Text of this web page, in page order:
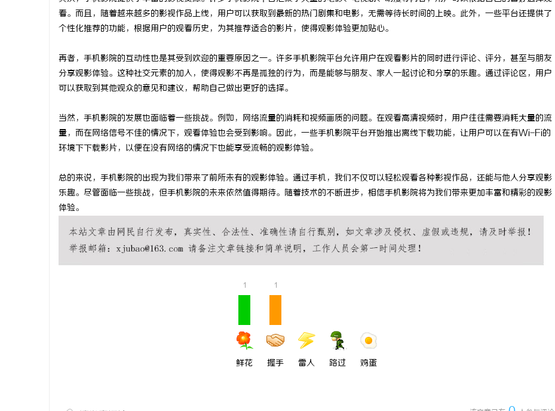
看。而且，随着越来越多的影视作品上线，用户可以获取到最新的热门剧集和电影，无需等待长时间的上映。此外，一些平台还提供了
个性化推荐的功能，根据用户的观看历史，为其推荐适合的影片，使得观影体验更加贴心。
再者，手机影院的互动性也是其受到欢迎的重要原因之一。许多手机影院平台允许用户在观看影片的同时进行评论、评分，甚至与朋友
分享观影体验。这种社交元素的加入，使得观影不再是孤独的行为，而是能够与朋友、家人一起讨论和分享的乐趣。通过评论区，用户
可以获取到其他观众的意见和建议，帮助自己做出更好的选择。
当然，手机影院的发展也面临着一些挑战。例如，网络流量的消耗和视频画质的问题。在观看高清视频时，用户往往需要消耗大量的流
量，而在网络信号不佳的情况下，观看体验也会受到影响。因此，一些手机影院平台开始推出离线下载功能，让用户可以在有Wi-Fi的
环境下下载影片，以便在没有网络的情况下也能享受流畅的观影体验。
总的来说，手机影院的出现为我们带来了前所未有的观影体验。通过手机，我们不仅可以轻松观看各种影视作品，还能与他人分享观影
乐趣。尽管面临一些挑战，但手机影院的未来依然值得期待。随着技术的不断进步，相信手机影院将为我们带来更加丰富和精彩的观影
体验。
1
鲜花
1
握手 雷人 路过 鸡蛋
全解析